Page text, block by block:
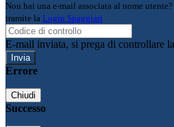
Non hai una e-mail associata al nome
tramite la Login Spaggiari
E-mail inviata, si prega di controllare
Errore
Chiudi
Successo